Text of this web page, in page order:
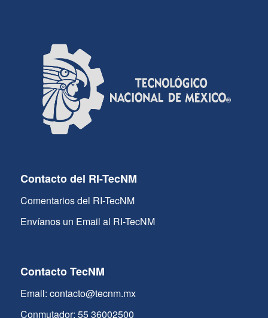
Contacto del RI-TecNM
Comentarios del RI-TecNM
Envíanos un Email al RI-TecNM
Contacto TecNM
Email: contacto@tecnm.mx
Conmutador: 55 36002500